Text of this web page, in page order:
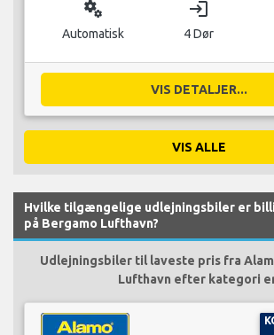
miscellaneous_services
Automatisk
login
4 Dør
VIS DETALJER...
VIS ALLE
Hvilke tilgængelige udlejningsbiler er
på Bergamo Lufthavn?
Udlejningsbiler til laveste pris fra
Lufthavn efter kategori